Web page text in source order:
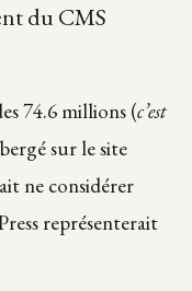
du CMS
74.6 millions (c’est
sur le site
ne considérer
représenterait